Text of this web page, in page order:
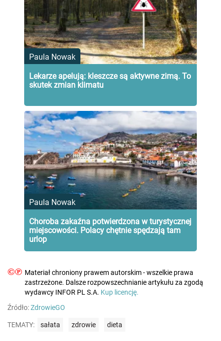
Paula Nowak
Lekarze apelują: kleszcze są aktywne zimą. To
skutek zmian klimatu
Paula Nowak
Choroba zakaźna potwierdzona w turystycznej
miejscowości. Polacy chętnie spędzają tam
urlop
©℗ Materiał chroniony prawem autorskim - wszelkie prawa
zastrzeżone. Dalsze rozpowszechnianie artykułu za zgodą
wydawcy INFOR PL S.A. Kup licencję.
Źródło:ZdrowieGO
TEMATY: sałata zdrowie dieta